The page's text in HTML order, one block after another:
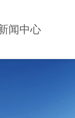
闻中心